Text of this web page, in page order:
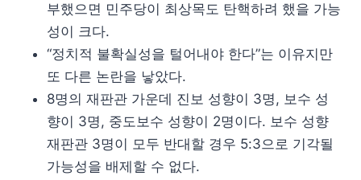
부했으면 민주당이 최상목도 탄핵하려 했을 가능
성이 크다.
“정치적 불확실성을 털어내야 한다”는 이유지만
또 다른 논란을 낳았다.
8명의 재판관 가운데 진보 성향이 3명, 보수 성
향이 3명, 중도보수 성향이 2명이다. 보수 성향
재판관 3명이 모두 반대할 경우 5:3으로 기각될
가능성을 배제할 수 없다.